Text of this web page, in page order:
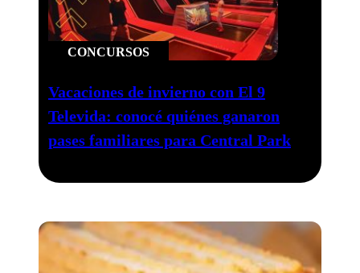
CONCURSOS
Vacaciones de invierno con El 9
Televida: conocé quiénes ganaron
pases familiares para Central Park